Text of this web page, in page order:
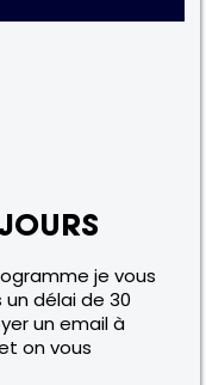
je vous
délai de 30
un email à
on vous